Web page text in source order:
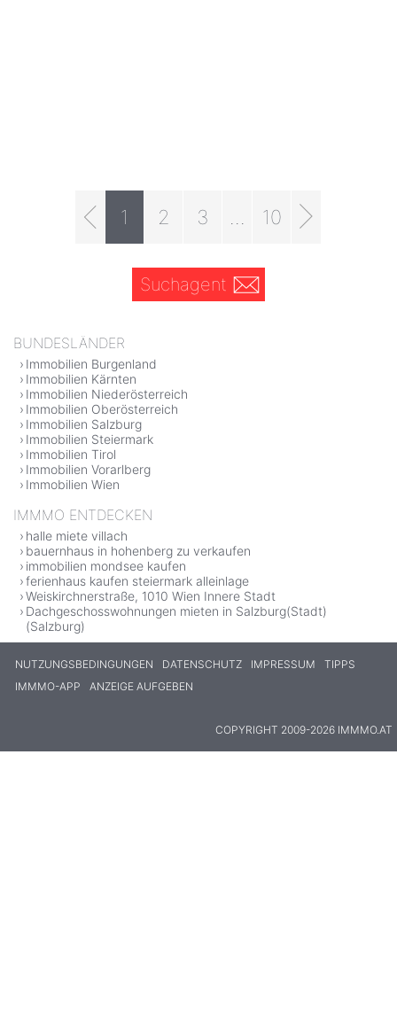
1 2 3 10
Suchagent
BUNDESLÄNDER
Immobilien Burgenland
Immobilien Kärnten
Immobilien Niederösterreich
Immobilien Oberösterreich
Immobilien Salzburg
Immobilien Steiermark
Immobilien Tirol
Immobilien Vorarlberg
Immobilien Wien
IMMMO ENTDECKEN
halle miete villach
bauernhaus in hohenberg zu verkaufen
immobilien mondsee kaufen
ferienhaus kaufen steiermark alleinlage
Weiskirchnerstraße, 1010 Wien Innere Stadt
Dachgeschosswohnungen mieten in Salzburg(Stadt)
(Salzburg)
NUTZUNGSBEDINGUNGEN DATENSCHUTZ IMPRESSUM
TIPPS
IMMMO-APP
ANZEIGE AUFGEBEN
COPYRIGHT 2009-2026 IMMMO.AT